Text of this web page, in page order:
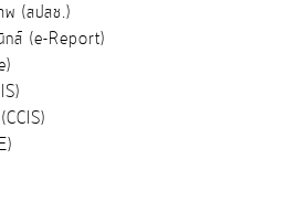
พ (สปสช.)
กส์ (e-Report)